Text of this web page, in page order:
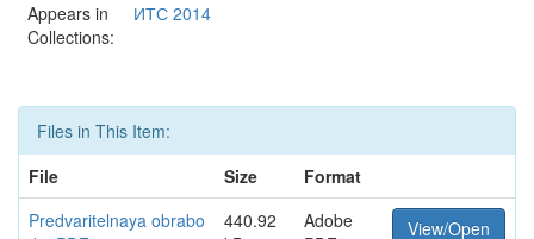
Appears in
Collections:
ИТС 2014
Files in This Item:
File
Size
Format
Predvaritelnaya obrabo
440.92
Adobe
View/Open